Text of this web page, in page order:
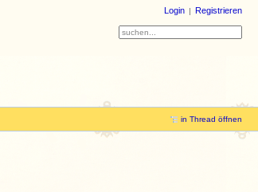
Login Registrieren
in Thread öffnen